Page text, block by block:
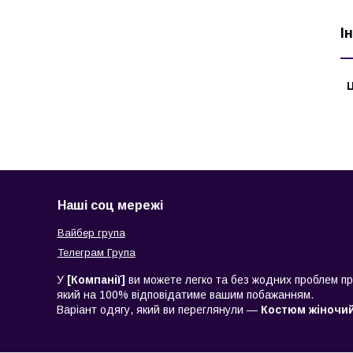
Наші соц мережі
Вайбер група
Телеграм Група
У [Компанії] ви можете легко та без жодних проблем
який на 100% відповідатиме вашим побажанням.
Варіант одягу, який ви переглянули — Костюм